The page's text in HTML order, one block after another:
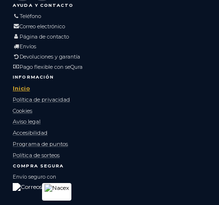
AYUDA Y CONTACTO
Teléfono
Correo electrónico
Página de contacto
Envíos
Devoluciones y garantía
Pago flexible con seQura
INFORMACIÓN
Inicio
Política de privacidad
Cookies
Aviso legal
Accesibilidad
Programa de puntos
Política de sorteos
COMPRA SEGURA
Envío seguro con